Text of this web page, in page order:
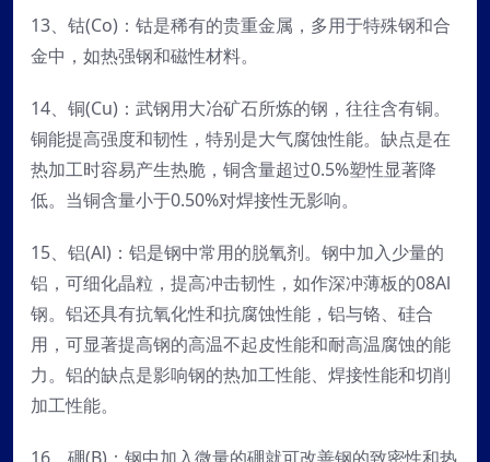
13、钴(Co)：钴是稀有的贵重金属，多用于特殊钢和合
金中，如热强钢和磁性材料。
14、铜(Cu)：武钢用大冶矿石所炼的钢，往往含有铜。
铜能提高强度和韧性，特别是大气腐蚀性能。缺点是在
热加工时容易产生热脆，铜含量超过0.5%塑性显著降
低。当铜含量小于0.50%对焊接性无影响。
15、铝(Al)：铝是钢中常用的脱氧剂。钢中加入少量的
铝，可细化晶粒，提高冲击韧性，如作深冲薄板的08Al
钢。铝还具有抗氧化性和抗腐蚀性能，铝与铬、硅合
用，可显著提高钢的高温不起皮性能和耐高温腐蚀的能
力。铝的缺点是影响钢的热加工性能、焊接性能和切削
加工性能。